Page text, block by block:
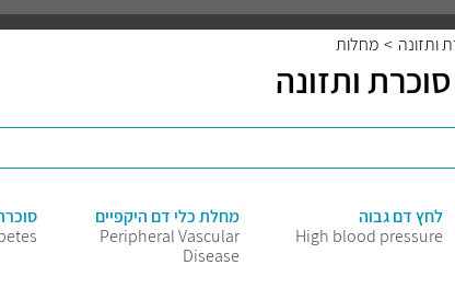
ותזונה > מחלות
ותזונה
לחץ דם גבוה
High blood pressure
מחלת כלי דם היקפיים
Peripheral Vascular
Disease